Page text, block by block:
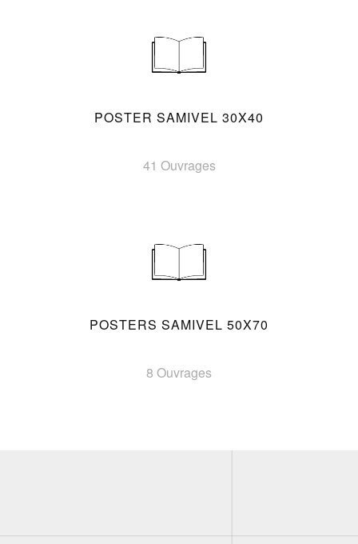
POSTER SAMIVEL 30X40
41 Ouvrages
POSTERS SAMIVEL 50X70
8 Ouvrages